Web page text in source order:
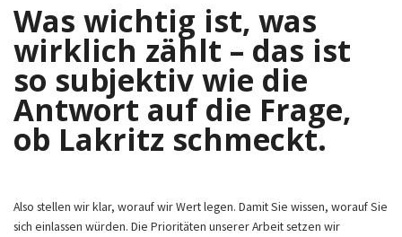
Was wichtig ist, was
wirklich zählt – das ist
so subjektiv wie die
Antwort auf die Frage,
ob Lakritz schmeckt.
Also stellen wir klar, worauf wir Wert legen. Damit Sie wissen, worauf Sie
sich einlassen würden. Die Prioritäten unserer Arbeit setzen wir